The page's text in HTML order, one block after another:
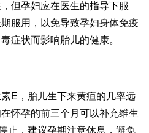
但孕妇应在医生的指导下服
服用，以免导致孕妇身体免疫
症状而影响胎儿的健康。
E，胎儿生下来黄疸的几率远
怀孕的前三个月可以补充维生
止，建议孕期注意休息，避免